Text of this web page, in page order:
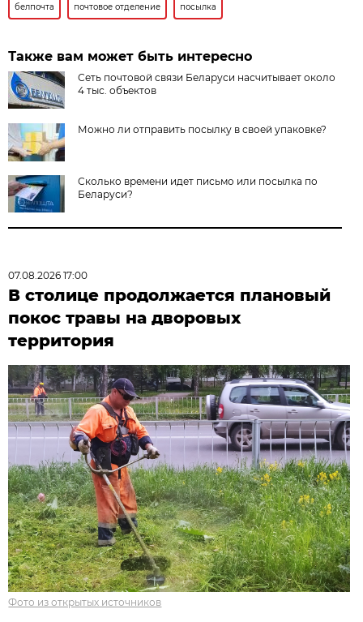
белпочта почтовое отделение посылка
Также вам может быть интересно
Сеть почтовой связи Беларуси насчитывает около
4 тыс. объектов
Можно ли отправить посылку в своей упаковке?
Сколько времени идет письмо или посылка по
Беларуси?
07.08.2026 17:00
В столице продолжается плановый
покос травы на дворовых
территория
Фото из открытых источников